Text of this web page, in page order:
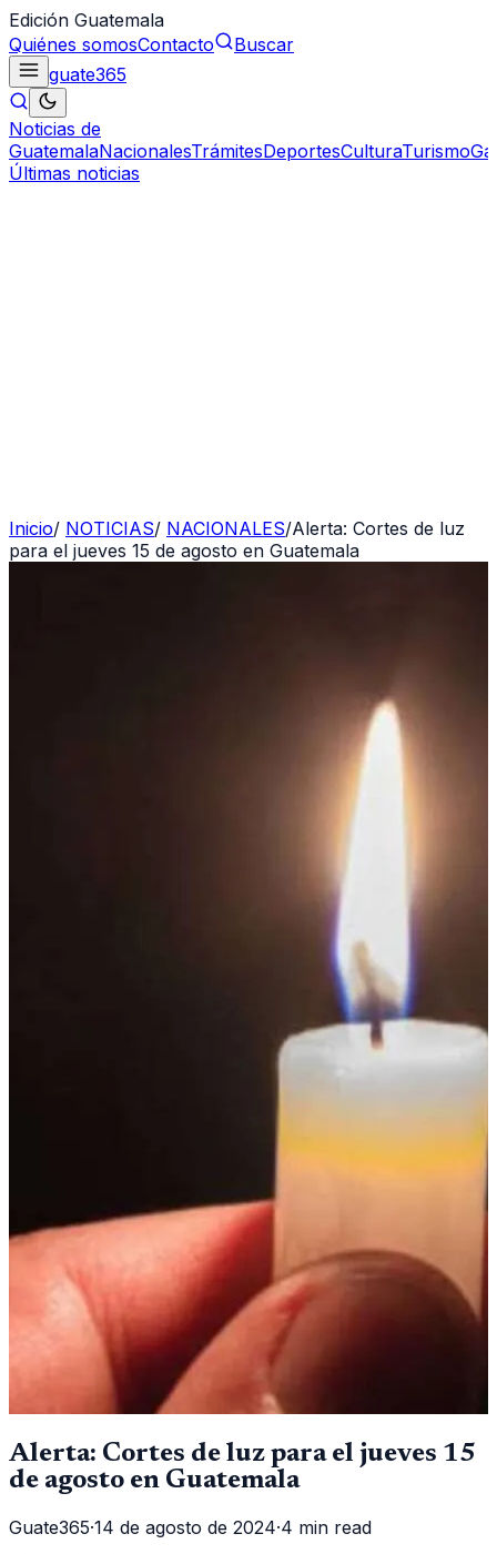
Edición Guatemala
Quiénes somosContacto
Buscar
guate365
Noticias de
GuatemalaNacionalesTrámitesDeportesCulturaTurismo
Últimas noticias
Inicio/ NOTICIAS/ NACIONALES/Alerta: Cortes de luz
para el jueves 15 de agosto en Guatemala
Alerta: Cortes de luz para el jueves 15
de agosto en Guatemala
Guate365·14 de agosto de 2024·4 min read